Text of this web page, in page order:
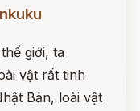
giới, ta
vật rất tinh
Bản, loài vật